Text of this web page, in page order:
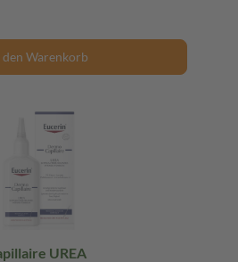
den Warenkorb
UREA